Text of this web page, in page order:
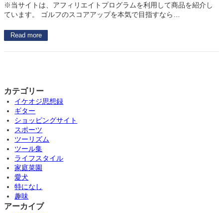
※当サイトは、アフィリエイトプログラムを利用して商品を紹介し
ています。 ゴルフのスコアアップを本気で目指すなら…
Read more
カテゴリー
イケオジ思想録
ギター
ショッピングサイト
スポーツ
ツーリズム
ツール集
ライフスタイル
家庭菜園
愛犬
特になし
趣味
アーカイブ